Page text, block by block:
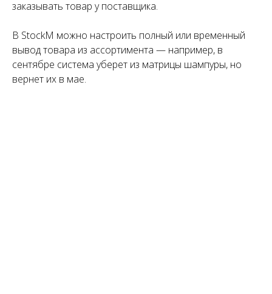
заказывать товар у поставщика.
В StockM можно настроить полный или временный
вывод товара из ассортимента — например, в
сентябре система уберет из матрицы шампуры, но
вернет их в мае.